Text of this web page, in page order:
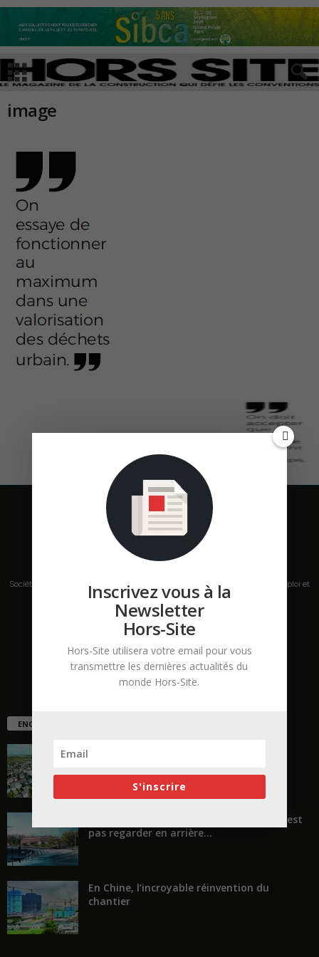
image
Société de presse, plateforme de mise en relation sur les marchés B2B, emploi et
salons s'adressant aux professionnels de la construction Hors Site.
Contactez-nous:contact@hors-site.com
ENCORE PLUS D'ARTICLES
« Transformer plutôt que démolir, ce n’est
pas regarder en arrière...
En Chine, l’incroyable réinvention du
chantier
Inscrivez vous à la
Newsletter
Hors-Site
Hors-Site utilisera votre email pour vous
transmettre les dernières actualités du
monde Hors-Site.
S'inscrire